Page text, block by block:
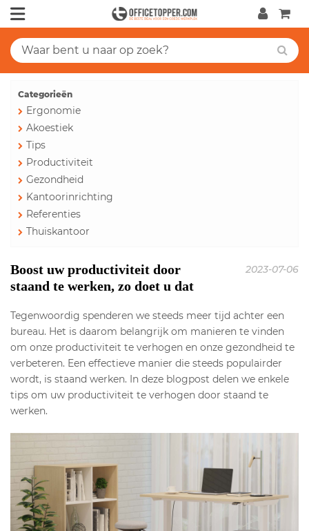
Categorieën
Ergonomie
Akoestiek
Tips
Productiviteit
Gezondheid
Kantoorinrichting
Referenties
Thuiskantoor
Boost uw productiviteit door
staand te werken, zo doet u dat
2023-07-06
Tegenwoordig spenderen we steeds meer tijd achter een
bureau. Het is daarom belangrijk om manieren te vinden
om onze productiviteit te verhogen en onze gezondheid te
verbeteren. Een effectieve manier die steeds populairder
wordt, is staand werken. In deze blogpost delen we enkele
tips om uw productiviteit te verhogen door staand te
werken.